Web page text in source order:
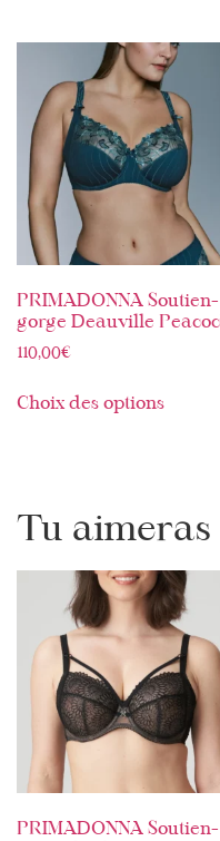
PRIMADONNA Soutien-
gorge Deauville
110,00€
Choix des options
Tu aimeras
PRIMADONNA Soutien-